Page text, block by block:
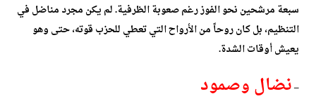
سبعة مرشحين نحو الفوز رغم صعوبة الظرفية. لم يكن مجرد مناضل في
التنظيم، بل كان روحاً من الأرواح التي تعطي للحزب قوته، حتى وهو
يعيش أوقات الشدة.
–نضال وصمود